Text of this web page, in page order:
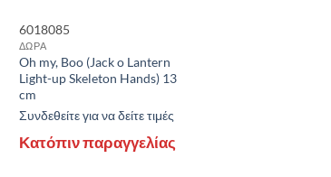
6018085
ΔΩΡΑ
Oh my, Boo (Jack o Lantern
Light-up Skeleton Hands) 13
cm
Συνδεθείτε για να δείτε τιμές
Κατόπιν παραγγελίας